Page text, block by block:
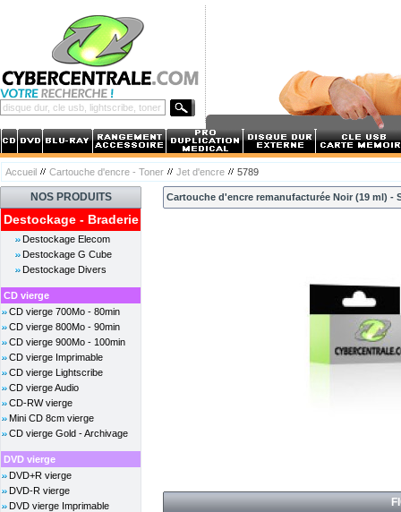
Accueil Cartouche d'encre - Toner Jet d'encre 5789
NOS PRODUITS
Destockage - Braderie
Destockage Elecom
Destockage G Cube
Destockage Divers
CD vierge
CD vierge 700Mo - 80min
CD vierge 800Mo - 90min
CD vierge 900Mo - 100min
CD vierge Imprimable
CD vierge Lightscribe
CD vierge Audio
CD-RW vierge
Mini CD 8cm vierge
CD vierge Gold - Archivage
DVD vierge
DVD+R vierge
DVD-R vierge
DVD vierge Imprimable
Cartouche d'encre remanufacturée Noir (19 ml) -